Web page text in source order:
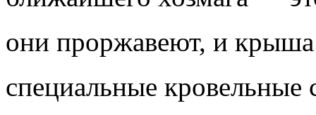
они проржавеют, и крыша
специальные